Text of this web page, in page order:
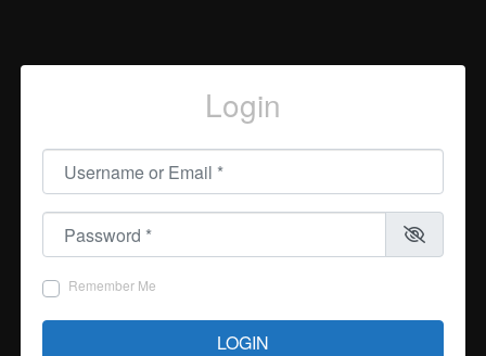
Login
Username or Email
Password
Remember Me
LOGIN